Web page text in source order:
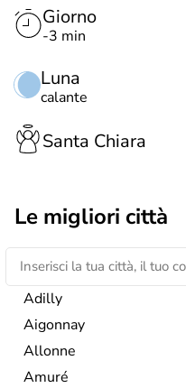
Giorno
-3 min
Luna
calante
Santa Chiara
Le migliori città
Adilly
Aigonnay
Allonne
Amuré